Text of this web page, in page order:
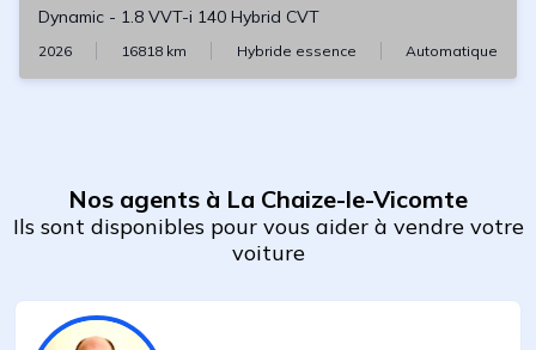
Dynamic - 1.8 VVT-i 140 Hybrid CVT
2026 16818 km Hybride essence Automatique
Nos agents à La Chaize-le-Vicomte
Ils sont disponibles pour vous aider à vendre votre
voiture